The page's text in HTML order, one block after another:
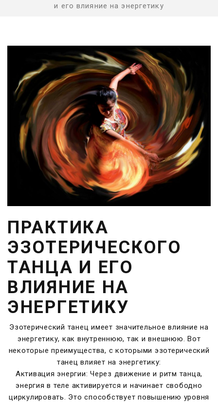
и его влияние на энергетику
ПРАКТИКА
ЭЗОТЕРИЧЕСКОГО
ТАНЦА И ЕГО
ВЛИЯНИЕ НА
ЭНЕРГЕТИКУ
Эзотерический танец имеет значительное влияние на
энергетику, как внутреннюю, так и внешнюю. Вот
некоторые преимущества, с которыми эзотерический
танец влияет на энергетику:
Активация энергии: Через движение и ритм танца,
энергия в теле активируется и начинает свободно
циркулировать. Это способствует повышению уровня